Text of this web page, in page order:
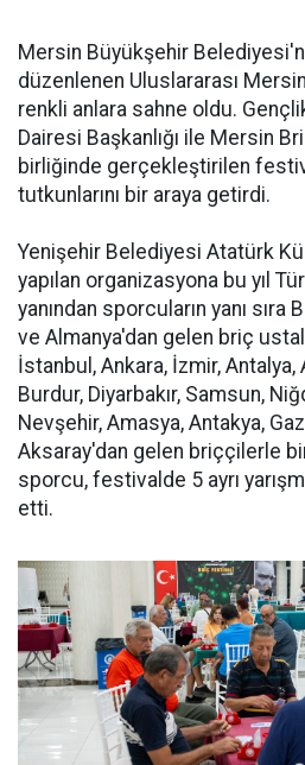
Mersin Büyükşehir
düzenlenen Uluslararası
renkli anlara sahne oldu.
Dairesi Başkanlığı ile Mersin
birliğinde gerçekleştirilen
tutkunlarını bir araya getirdi.
Yenişehir Belediyesi Atatürk
yapılan organizasyona bu yıl
yanından sporcuların yanı
ve Almanya'dan gelen briç
İstanbul, Ankara, İzmir, Antalya,
Burdur, Diyarbakır, Samsun,
Nevşehir, Amasya, Antakya,
Aksaray'dan gelen briççilerle
sporcu, festivalde 5 ayrı
etti.